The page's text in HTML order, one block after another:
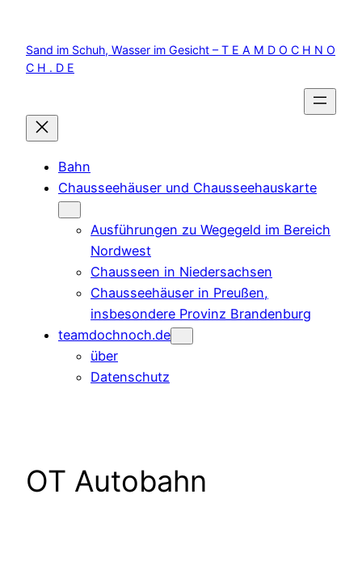
springen
Sand im Schuh, Wasser im Gesicht – T E A M D O C H N O
C H . D E
Bahn
Chausseehäuser und Chausseehauskarte
Ausführungen zu Wegegeld im Bereich
Nordwest
Chausseen in Niedersachsen
Chausseehäuser in Preußen,
insbesondere Provinz Brandenburg
teamdochnoch.de
über
Datenschutz
OT Autobahn